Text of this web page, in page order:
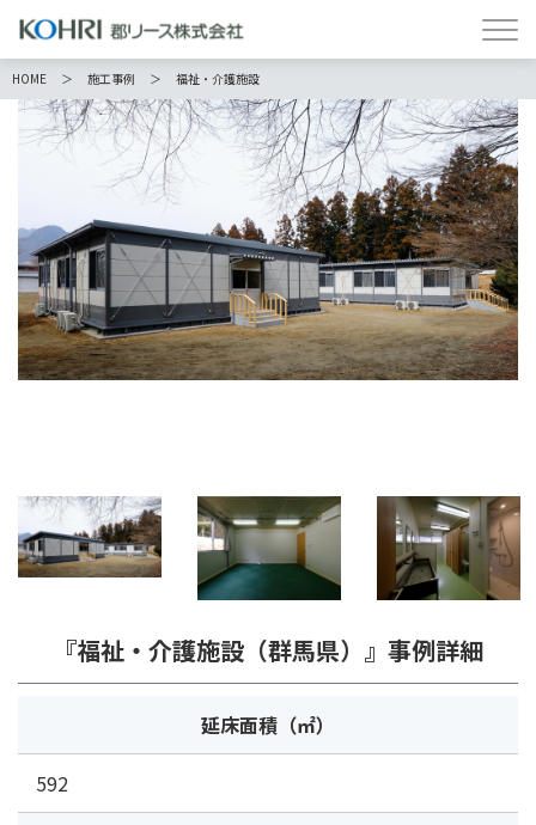
HOME 施工事例 福祉・介護施設
『福祉・介護施設（群馬県）』事例詳細
延床面積（㎡）
592